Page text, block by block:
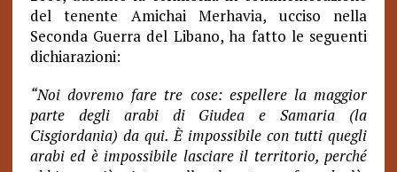
del tenente Amichai Merhavia, ucciso nella
Seconda Guerra del Libano, ha fatto le seguenti
dichiarazioni:
“Noi dovremo fare tre cose: espellere la maggior
parte degli arabi di Giudea e Samaria (la
Cisgiordania) da qui. È impossibile con tutti quegli
arabi ed è impossibile lasciare il territorio, perché